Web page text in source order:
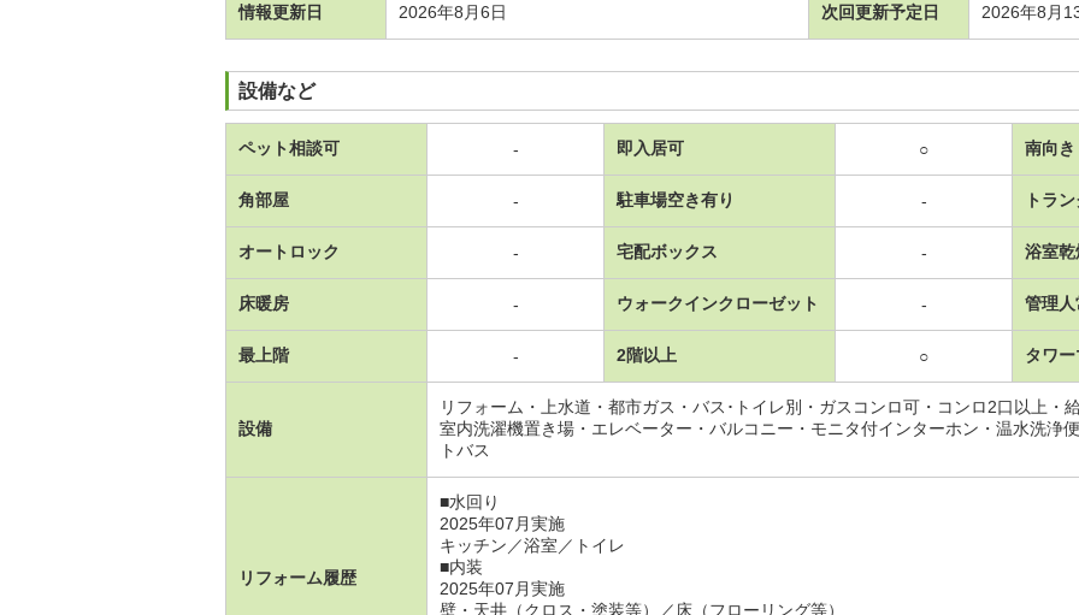
情報更新日 2026年8月6日 次回更新予定日 2026年8月
設備など
ペット相談可 - 即入居可 ○ 南向き
角部屋 - 駐車場空き有り - トラ
オートロック - 宅配ボックス - 浴室乾
床暖房 - ウォークインクローゼット - 管理人
最上階 - 2階以上 ○ タワ
設備
リフォーム・上水道・都市ガス・バス･トイレ別・ガスコンロ可・コンロ2口以上・
室内洗濯機置き場・エレベーター・バルコニー・モニタ付インターホン・温水洗浄
トバス
リフォーム履歴
■水回り
2025年07月実施
キッチン／浴室／トイレ
■内装
2025年07月実施
壁・天井（クロス・塗装等）／床（フローリング等）